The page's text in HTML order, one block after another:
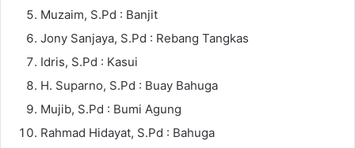
Muzaim, S.Pd : Banjit
Jony Sanjaya, S.Pd : Rebang Tangkas
Idris, S.Pd : Kasui
H. Suparno, S.Pd : Buay Bahuga
Mujib, S.Pd : Bumi Agung
Rahmad Hidayat, S.Pd : Bahuga